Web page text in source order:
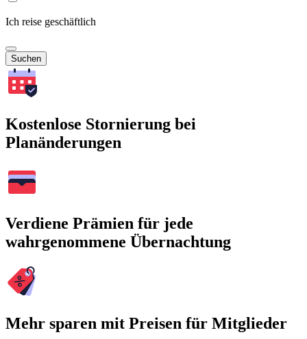
Ich reise geschäftlich
Suchen
Kostenlose Stornierung bei
Planänderungen
Verdiene Prämien für jede
wahrgenommene Übernachtung
Mehr sparen mit Preisen für Mitglieder